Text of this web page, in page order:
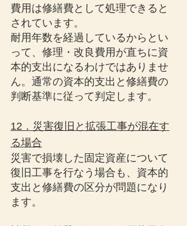
費用は修繕費として処理できると
されています。
耐用年数を経過しているからとい
って、修理・改良費用が直ちに資
本的支出になるわけではありませ
ん。通常の資本的支出と修繕費の
判断基準に従って判定します。
12．災害復旧と拡張工事が混在す
る場合
災害で損壊した固定資産について
復旧工事を行なう場合も、資本的
支出と修繕費の区分が問題になり
ます。